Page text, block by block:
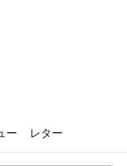
ー レター